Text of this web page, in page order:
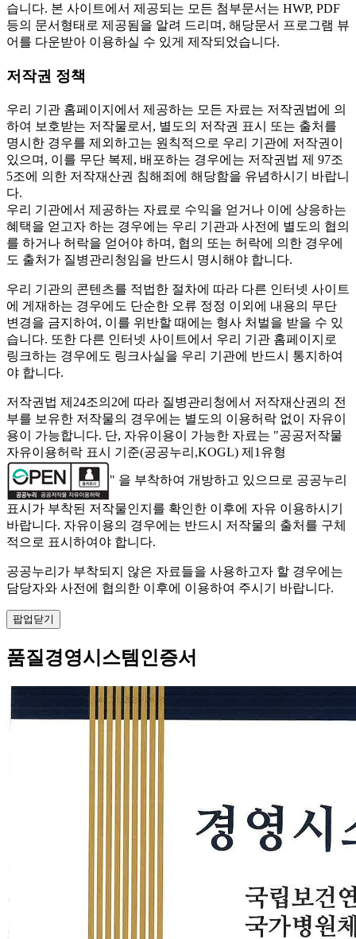
습니다. 본 사이트에서 제공되는 모든 첨부문서는 HWP, PDF
등의 문서형태로 제공됨을 알려 드리며, 해당문서 프로그램 뷰
어를 다운받아 이용하실 수 있게 제작되었습니다.
저작권 정책
우리 기관 홈페이지에서 제공하는 모든 자료는 저작권법에 의
하여 보호받는 저작물로서, 별도의 저작권 표시 또는 출처를
명시한 경우를 제외하고는 원칙적으로 우리 기관에 저작권이
있으며, 이를 무단 복제, 배포하는 경우에는 저작권법 제 97조
5조에 의한 저작재산권 침해죄에 해당함을 유념하시기 바랍니
다.
우리 기관에서 제공하는 자료로 수익을 얻거나 이에 상응하는
혜택을 얻고자 하는 경우에는 우리 기관과 사전에 별도의 협의
를 하거나 허락을 얻어야 하며, 협의 또는 허락에 의한 경우에
도 출처가 질병관리청임을 반드시 명시해야 합니다.
우리 기관의 콘텐츠를 적법한 절차에 따라 다른 인터넷 사이트
에 게재하는 경우에도 단순한 오류 정정 이외에 내용의 무단
변경을 금지하여, 이를 위반할 때에는 형사 처벌을 받을 수 있
습니다. 또한 다른 인터넷 사이트에서 우리 기관 홈페이지로
링크하는 경우에도 링크사실을 우리 기관에 반드시 통지하여
야 합니다.
저작권법 제24조의2에 따라 질병관리청에서 저작재산권의 전
부를 보유한 저작물의 경우에는 별도의 이용허락 없이 자유이
용이 가능합니다. 단, 자유이용이 가능한 자료는 "공공저작물
자유이용허락 표시 기준(공공누리,KOGL) 제1유형
" 을 부착하여 개방하고 있으므로 공공누리
표시가 부착된 저작물인지를 확인한 이후에 자유 이용하시기
바랍니다. 자유이용의 경우에는 반드시 저작물의 출처를 구체
적으로 표시하여야 합니다.
공공누리가 부착되지 않은 자료들을 사용하고자 할 경우에는
담당자와 사전에 협의한 이후에 이용하여 주시기 바랍니다.
팝업닫기
품질경영시스템인증서